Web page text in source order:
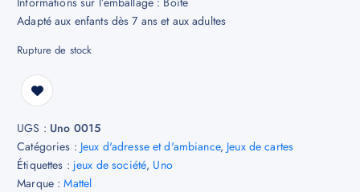
Adapté aux enfants dès 7 ans et aux adultes
Rupture de stock
UGS : Uno 0015
Catégories : Jeux d'adresse et d'ambiance, Jeux de cartes
Étiquettes : jeux de société, Uno
Marque :Mattel